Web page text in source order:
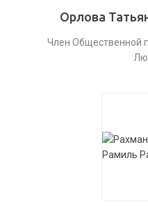
Орлова
Член Общественной